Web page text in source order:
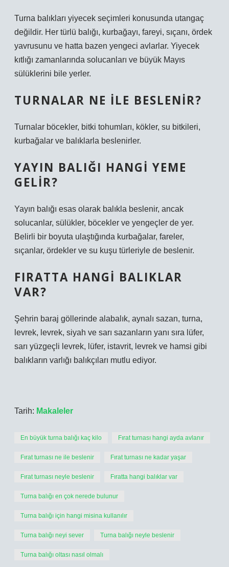
Turna balıkları yiyecek seçimleri konusunda utangaç
değildir. Her türlü balığı, kurbağayı, fareyi, sıçanı, ördek
yavrusunu ve hatta bazen yengeci avlarlar. Yiyecek
kıtlığı zamanlarında solucanları ve büyük Mayıs
sülüklerini bile yerler.
TURNALAR NE ILE BESLENIR?
Turnalar böcekler, bitki tohumları, kökler, su bitkileri,
kurbağalar ve balıklarla beslenirler.
YAYIN BALIĞI HANGI YEME
GELIR?
Yayın balığı esas olarak balıkla beslenir, ancak
solucanlar, sülükler, böcekler ve yengeçler de yer.
Belirli bir boyuta ulaştığında kurbağalar, fareler,
sıçanlar, ördekler ve su kuşu türleriyle de beslenir.
FIRATTA HANGI BALIKLAR
VAR?
Şehrin baraj göllerinde alabalık, aynalı sazan, turna,
levrek, levrek, siyah ve sarı sazanların yanı sıra lüfer,
sarı yüzgeçli levrek, lüfer, istavrit, levrek ve hamsi gibi
balıkların varlığı balıkçıları mutlu ediyor.
Tarih: Makaleler
En büyük turna balığı kaç kilo Fırat turnası hangi ayda avlanır
Fırat turnası ne ile beslenir Fırat turnası ne kadar yaşar
Fırat turnası neyle beslenir Fıratta hangi balıklar var
Turna balığı en çok nerede bulunur
Turna balığı için hangi misina kullanılır
Turna balığı neyi sever Turna balığı neyle beslenir
Turna balığı oltası nasıl olmalı